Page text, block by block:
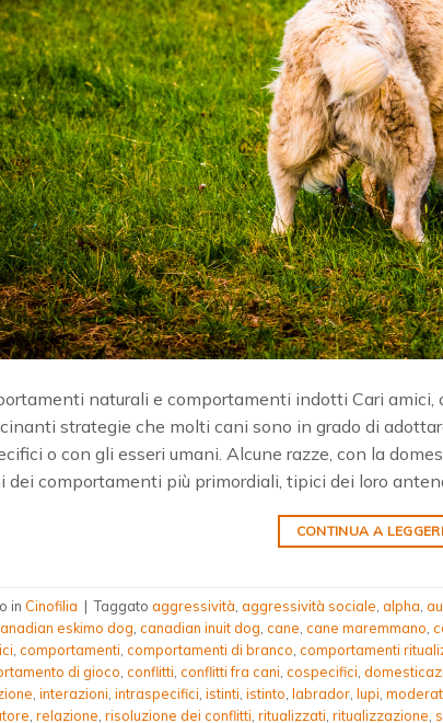
naturali e comportamenti indotti Cari amici,
strategie che molti cani sono in grado di
o con gli esseri umani. Alcune razze, con la
dei comportamenti più primordiali, tipici dei loro
CONTINUA A
in Cinofilia | Taggato aggressività aggressività sociale alpha
eskimo dog canadian inuit dog cane cane maremmano
comportamenti comportamenti di branco comportamenti
di gioco conflitti conflitti fra cani cospecifici
interazioni intraspecifici istinti istinto labrador lupi
relazione risoluzione dei conflitti ritualizzati ritualizzazione